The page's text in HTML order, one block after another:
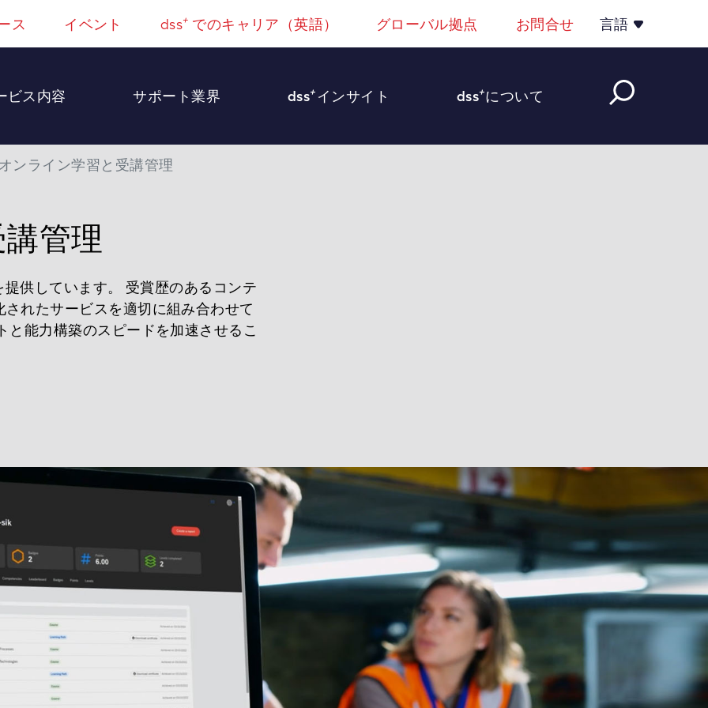
ス イベント dss+ でのキャリア（英語） グローバル拠点 お問合せ 言語
ビス内容 サポート業界 dss+ インサイト dss+について
ンライン学習と受講管理
管理
供しています。 受賞歴のあるコンテ
れたサービスを適切に組み合わせて
能力構築のスピードを加速させるこ